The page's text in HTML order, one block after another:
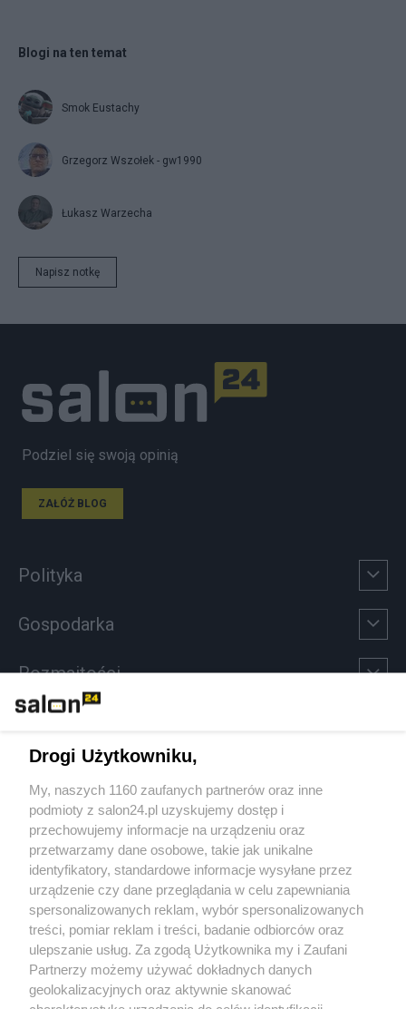
Blogi na ten temat
Smok Eustachy
Grzegorz Wszołek - gw1990
Łukasz Warzecha
Napisz notkę
Podziel się swoją opinią
ZAŁÓŻ BLOG
Polityka
Gospodarka
Rozmaitości
Sport
Społeczeństwo
Kultura
X Facebook Instagram Youtube
Drogi Użytkowniku,
My, naszych 1160 zaufanych partnerów oraz inne
podmioty z salon24.pl uzyskujemy dostęp i
przechowujemy informacje na urządzeniu oraz
przetwarzamy dane osobowe, takie jak unikalne
identyfikatory, standardowe informacje wysyłane przez
urządzenie czy dane przeglądania w celu zapewniania
spersonalizowanych reklam, wybór spersonalizowanych
treści, pomiar reklam i treści, badanie odbiorców oraz
ulepszanie usług. Za zgodą Użytkownika my i Zaufani
Partnerzy możemy używać dokładnych danych
geolokalizacyjnych oraz aktywnie skanować